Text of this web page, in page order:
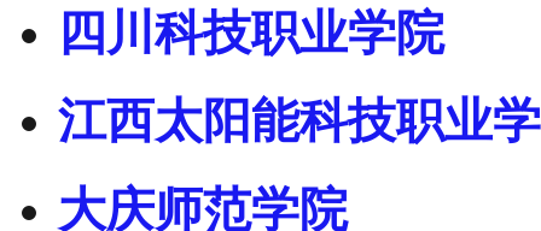
四川科技职业学院
江西太阳能科技职业
大庆师范学院